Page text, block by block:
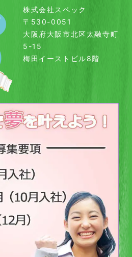
株式会社スペック
〒530-0051
大阪府大阪市北区太融寺町
5-15
梅田イーストビル8階